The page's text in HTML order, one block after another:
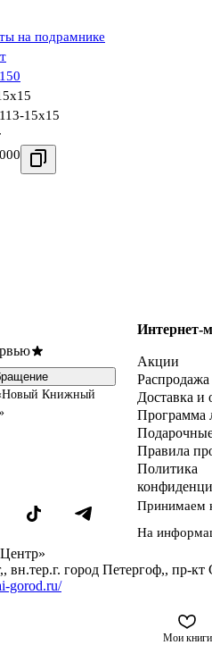
Мои книги
на подрамнике
15х15
Книжный
Интернет-
Акции
Распродажа
Доставка и
Программа
Правила
Политика
Принимаем
На
, вн.тер.г. город Петергоф,, пр-кт
gorod.ru/